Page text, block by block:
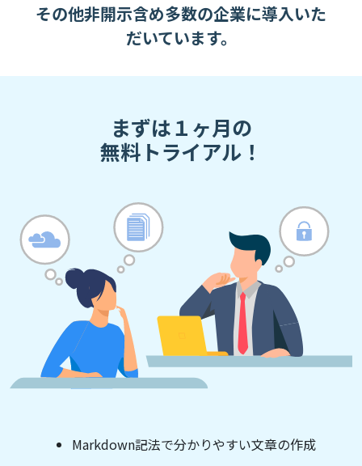
その他非開示含め多数の企業に導入いた
だいています。
まずは１ヶ月の
無料トライアル！
Markdown記法で分かりやすい文章の作成